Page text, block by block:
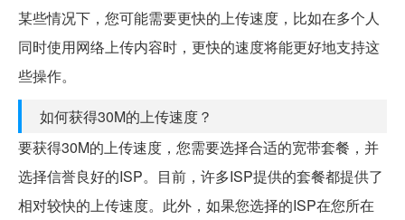
某些情况下，您可能需要更快的上传速度，比如在多个人
同时使用网络上传内容时，更快的速度将能更好地支持这
些操作。
如何获得30M的上传速度？
要获得30M的上传速度，您需要选择合适的宽带套餐，并
选择信誉良好的ISP。目前，许多ISP提供的套餐都提供了
相对较快的上传速度。此外，如果您选择的ISP在您所在